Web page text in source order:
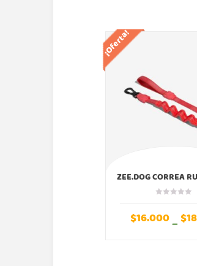
¡Oferta!
ZEE.DOG CORREA
NEON CORAL
$16.000–$